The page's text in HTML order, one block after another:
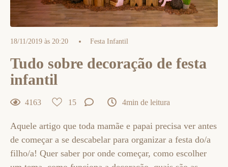
18/11/2019 às 20:20 Festa Infantil
Tudo sobre decoração de festa
infantil
4163 15 4min de leitura
Aquele artigo que toda mamãe e papai precisa ver antes
de começar a se descabelar para organizar a festa do/a
filho/a! Quer saber por onde começar, como escolher